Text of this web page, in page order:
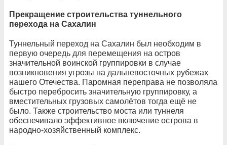
Прекращение строительства туннельного
перехода на Сахалин
Туннельный переход на Сахалин был необходим в
первую очередь для перемещения на остров
значительной воинской группировки в случае
возникновения угрозы на дальневосточных рубежах
нашего Отечества. Паромная переправа не позволяла
быстро перебросить значительную группировку, а
вместительных грузовых самолётов тогда ещё не
было. Также строительство моста или туннеля
обеспечивало эффективное включение острова в
народно-хозяйственный комплекс.